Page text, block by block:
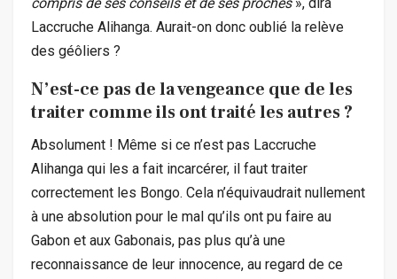
Laccruche Alihanga. Aurait-on donc oublié la relève
des géôliers ?
N’est-ce pas de la vengeance que de les
traiter comme ils ont traité les autres ?
Absolument ! Même si ce n’est pas Laccruche
Alihanga qui les a fait incarcérer, il faut traiter
correctement les Bongo. Cela n’équivaudrait nullement
à une absolution pour le mal qu’ils ont pu faire au
Gabon et aux Gabonais, pas plus qu’à une
reconnaissance de leur innocence, au regard de ce